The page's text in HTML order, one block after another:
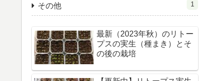
その他 1
最新（2023年秋）のリトー
プスの実生（種まき）とそ
の後の栽培